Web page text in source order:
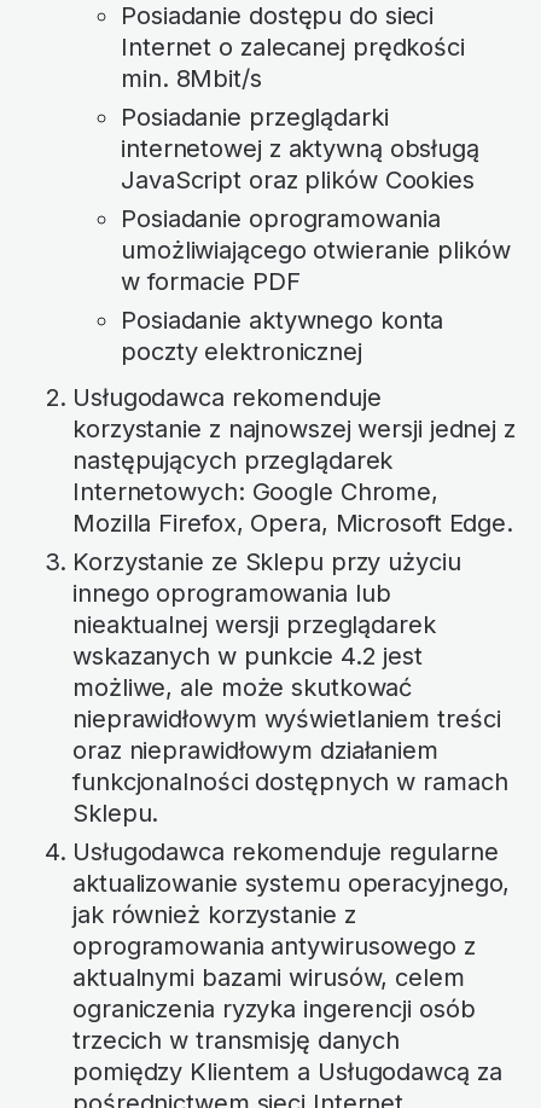
Posiadanie dostępu do sieci
Internet o zalecanej prędkości
min. 8Mbit/s
Posiadanie przeglądarki
internetowej z aktywną obsługą
JavaScript oraz plików Cookies
Posiadanie oprogramowania
umożliwiającego otwieranie plików
w formacie PDF
Posiadanie aktywnego konta
poczty elektronicznej
Usługodawca rekomenduje
korzystanie z najnowszej wersji jednej z
następujących przeglądarek
Internetowych: Google Chrome,
Mozilla Firefox, Opera, Microsoft Edge.
Korzystanie ze Sklepu przy użyciu
innego oprogramowania lub
nieaktualnej wersji przeglądarek
wskazanych w punkcie 4.2 jest
możliwe, ale może skutkować
nieprawidłowym wyświetlaniem treści
oraz nieprawidłowym działaniem
funkcjonalności dostępnych w ramach
Sklepu.
Usługodawca rekomenduje regularne
aktualizowanie systemu operacyjnego,
jak również korzystanie z
oprogramowania antywirusowego z
aktualnymi bazami wirusów, celem
ograniczenia ryzyka ingerencji osób
trzecich w transmisję danych
pomiędzy Klientem a Usługodawcą za